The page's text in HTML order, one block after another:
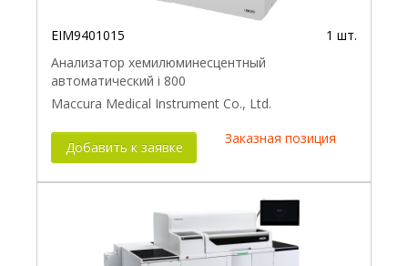
EIM9401015
1 шт.
Анализатор хемилюминесцентный
автоматический i 800
Maccura Medical Instrument Co., Ltd.
Добавить к заявке
Заказная позиция